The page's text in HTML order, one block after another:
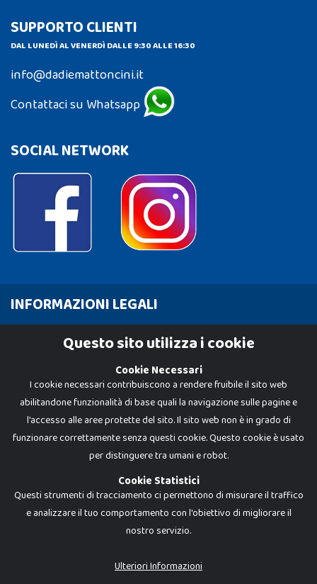
SUPPORTO CLIENTI
DAL LUNEDÌ AL VENERDÌ DALLE 9:30 ALLE 16:30
info@dadiemattoncini.it
Contattaci su Whatsapp
SOCIAL NETWORK
INFORMAZIONI LEGALI
Cookie Policy
Dadi e Mattoncini è un brand di Giocabene Srl. Ogni riproduzione o utilizzo non
I prezzi e le promozioni pubblicate potrebbero differire da quanto esposto in
Questo sito utilizza i cookie
Cookie Necessari
I cookie necessari contribuiscono a rendere fruibile il sito web
abilitandone funzionalità di base quali la navigazione sulle pagine e
l'accesso alle aree protette del sito. Il sito web non è in grado di
funzionare correttamente senza questi cookie. Questo cookie è usato
per distinguere tra umani e robot.
Cookie Statistici
Questi strumenti di tracciamento ci permettono di misurare il traffico
e analizzare il tuo comportamento con l'obiettivo di migliorare il
nostro servizio.
Ulteriori Informazioni